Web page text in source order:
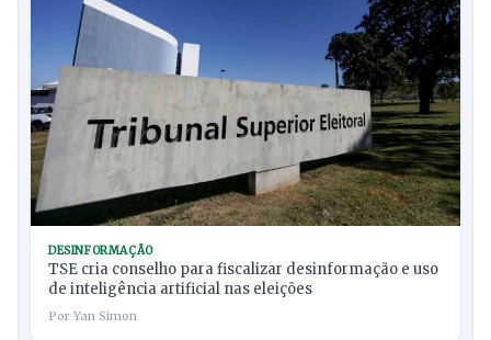
DESINFORMAÇÃO
TSE cria conselho para fiscalizar desinformação e uso
de inteligência artificial nas eleições
Por Yan Simon